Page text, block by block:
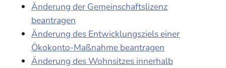
Änderung der Gemeinschaftslizenz
beantragen
Änderung des Entwicklungsziels einer
Ökokonto-Maßnahme beantragen
Änderung des Wohnsitzes innerhalb